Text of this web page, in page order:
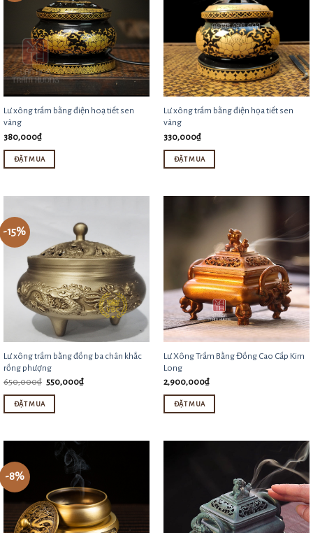
Các
tùy
có
thể
được
chọn
trang
sản
phẩm
thể.
Các
tùy
chọn
có
được
chọn
Lư xông trầm bằng điện hoạ tiết sen
vàng
380,000₫
ĐẶT MUA
phẩm
có
nhiều
chọn
có
được
chọn
sản
phẩm
Lư xông trầm bằng điện họa tiết sen
vàng
330,000₫
ĐẶT MUA
-15%
Lư xông trầm bằng đồng ba chân khắc
rồng phượng
650,000₫ Giá
550,000₫Giá
ĐẶT MUA
Lư Xông Trầm Bằng Đồng Cao Cấp Kim
Long
2,900,000₫
ĐẶT MUA
-8%